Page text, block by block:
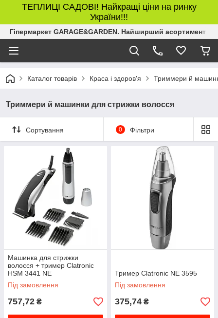
ТЕПЛИЦІ САДОВІ! Найкращі ціни на ринку
України!!!
Гіпермаркет GARAGE&GARDEN. Найширший асортимент
Каталог товарів Краса і здоров'я Триммери й
Триммери й машинки для стрижки волосся
Сортування 0 Фільтри
Машинка для стрижки
волосся + тример Clatronic
HSM 3441 NE
Під замовлення
757,72 ₴
Тример Clatronic NE 3595
Під замовлення
375,74 ₴